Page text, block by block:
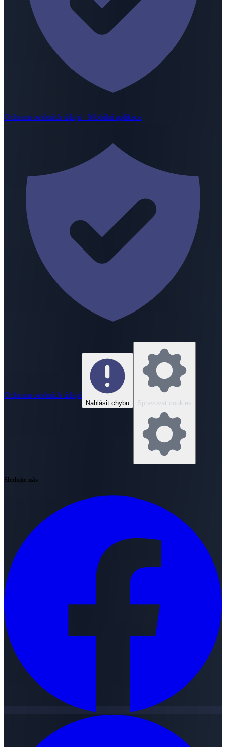
Ochrana osobních údajů - Mobilní aplikace
Ochrana osobních údajů
Nahlásit chybu Spravovat cookies
Sledujte nás